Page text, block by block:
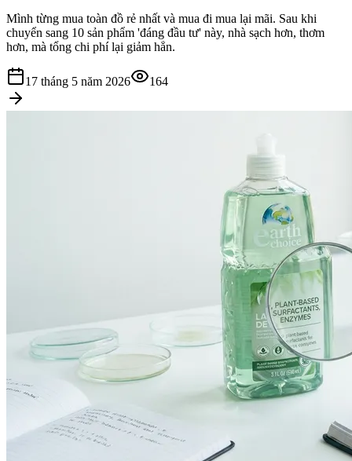
Mình từng mua toàn đồ rẻ nhất và mua đi mua lại mãi. Sau khi
chuyển sang 10 sản phẩm 'đáng đầu tư' này, nhà sạch hơn, thơm
hơn, mà tổng chi phí lại giảm hẳn.
17 tháng 5 năm 2026 164